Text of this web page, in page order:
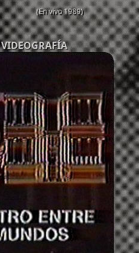
(En vivo 1989)
VIDEOGRAFÍA